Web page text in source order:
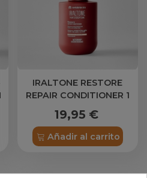
IRALTONE RESTORE
REPAIR CONDITIONER 1
BOTELLA 200 ML
19,95 €
Añadir al carrito